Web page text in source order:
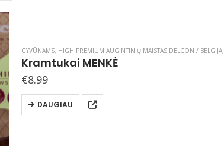
GYVŪNAMS, HIGH PREMIUM AUGINTINIŲ MAISTAS DELCON / BELGIJA,
Kramtukai MENKĖ
€8.99
DAUGIAU